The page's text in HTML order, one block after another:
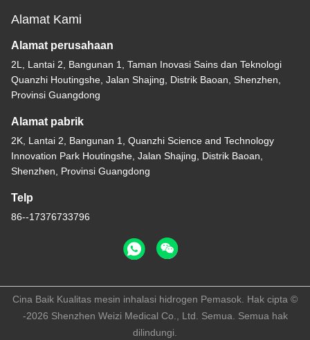
Alamat Kami
Alamat perusahaan
2L, Lantai 2, Bangunan 1, Taman Inovasi Sains dan Teknologi
Quanzhi Houtingshe, Jalan Shajing, Distrik Baoan, Shenzhen,
Provinsi Guangdong
Alamat pabrik
2K, Lantai 2, Bangunan 1, Quanzhi Science and Technology
Innovation Park Houtingshe, Jalan Shajing, Distrik Baoan,
Shenzhen, Provinsi Guangdong
Telp
86--17376733796
Cina Baik Kualitas mesin inhalasi hidrogen Pemasok. Hak cipta ©
-2026 Shenzhen Weizi Medical Co., Ltd. Semua. Semua hak
dilindungi.